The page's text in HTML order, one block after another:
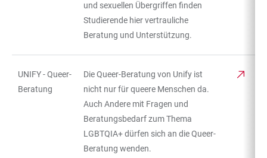
und sexuellen Übergriffen finden
Studierende hier vertrauliche
Beratung und Unterstützung.
UNIFY - Queer-
Beratung
Die Queer-Beratung von Unify ist
nicht nur für queere Menschen da.
Auch Andere mit Fragen und
Beratungsbedarf zum Thema
LGBTQIA+ dürfen sich an die Queer-
Beratung wenden.